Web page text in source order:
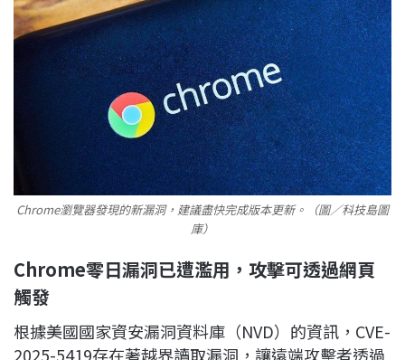
Chrome瀏覽器發現的新漏洞，建議盡快完成版本更新。（圖／科技島圖
庫）
Chrome零日漏洞已遭濫用，攻擊可透過網頁
觸發
根據美國國家資安漏洞資料庫（NVD）的資訊，CVE-
2025-5419存在著越界讀取漏洞，讓遠端攻擊者透過